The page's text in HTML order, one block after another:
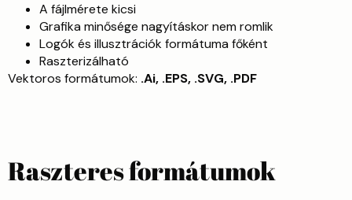
A fájlmérete kicsi
Grafika minősége nagyításkor nem romlik
Logók és illusztrációk formátuma főként
Raszterizálható
Vektoros formátumok: .Ai, .EPS, .SVG, .PDF
Raszteres formátumok